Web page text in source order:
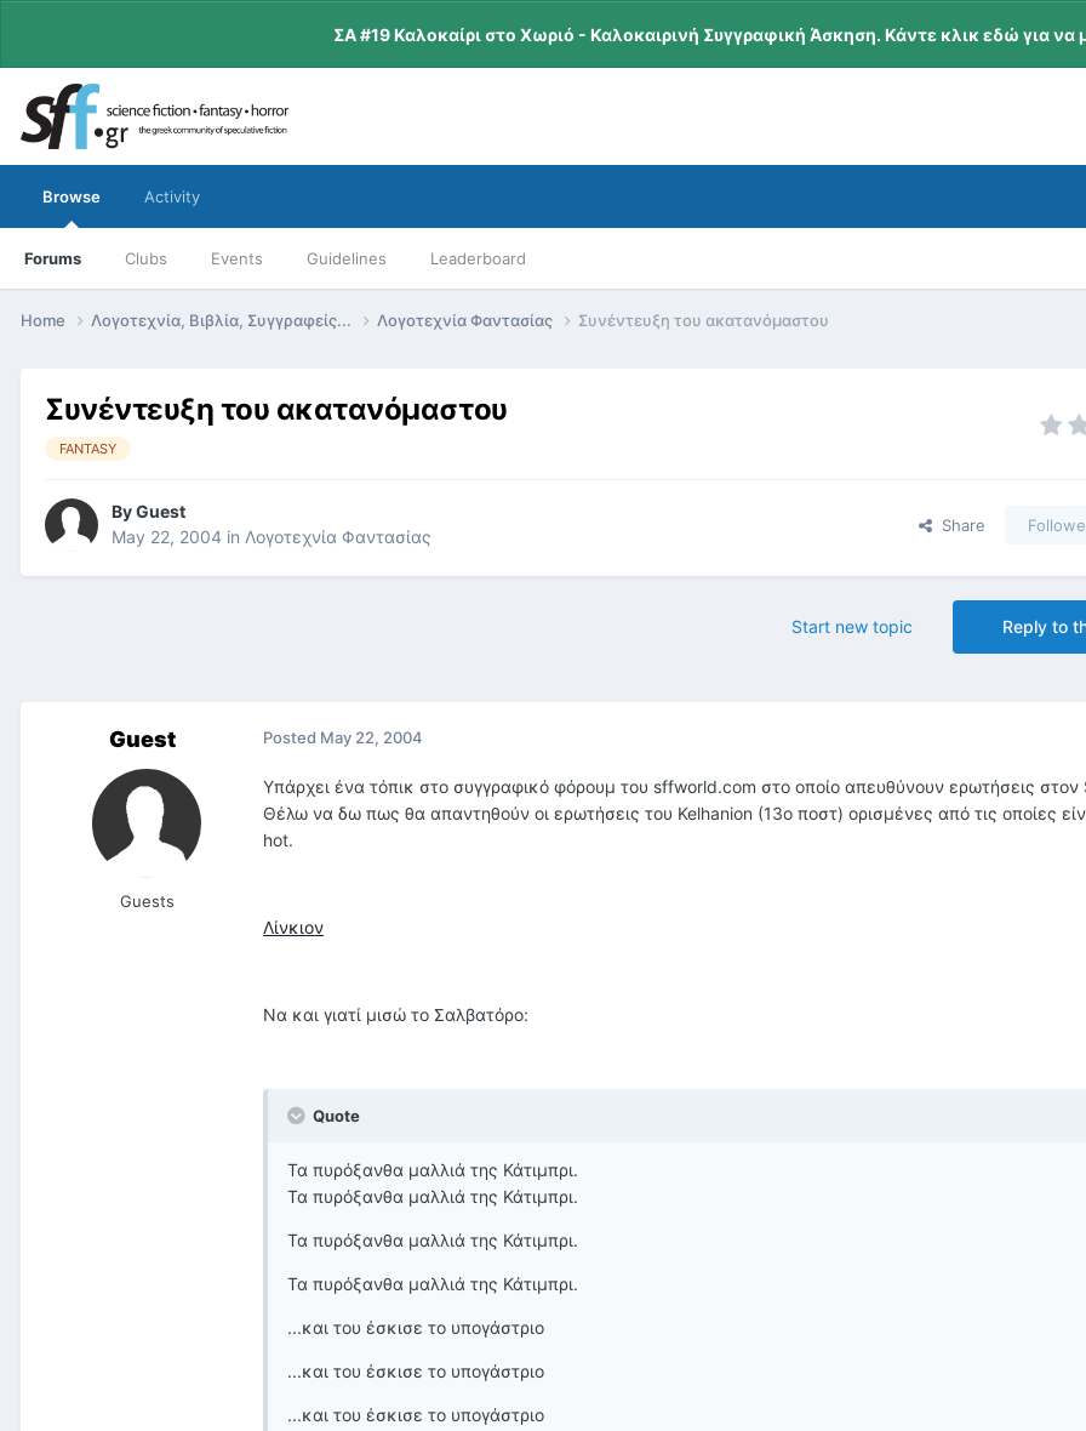
ΣΑ #19 Καλοκαίρι στο Χωριό - Καλοκαιρινή Συγγραφική Άσκηση. Κάντε κλικ εδώ για να
Browse
Forums Clubs Events Guidelines Leaderboard
Activity
Home Λογοτεχνία, Βιβλία, Συγγραφείς... Λογοτεχνία Φαντασίας Συνέντευξη του ακατανόμαστου
Συνέντευξη του ακατανόμαστου
FANTASY
ByGuest
May 22, 2004 in Λογοτεχνία Φαντασίας
Share
Reply to
Start new topic
Guest
Guests
Posted May 22, 2004
Υπάρχει ένα τόπικ στο συγγραφικό φόρουμ του sffworld.com στο οποίο απευθύνουν ερωτήσεις στον
Θέλω να δω πως θα απαντηθούν οι ερωτήσεις του Kelhanion (13ο ποστ) ορισμένες από τις οποίες
hot.
Λίνκιον
Να και γιατί μισώ το Σαλβατόρο:
Quote
Τα πυρόξανθα μαλλιά της Κάτιμπρι.
Τα πυρόξανθα μαλλιά της Κάτιμπρι.
Τα πυρόξανθα μαλλιά της Κάτιμπρι.
Τα πυρόξανθα μαλλιά της Κάτιμπρι.
...και του έσκισε το υπογάστριο
...και του έσκισε το υπογάστριο
...και του έσκισε το υπογάστριο